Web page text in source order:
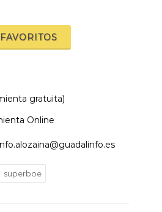
gratuita)
Online
superboe